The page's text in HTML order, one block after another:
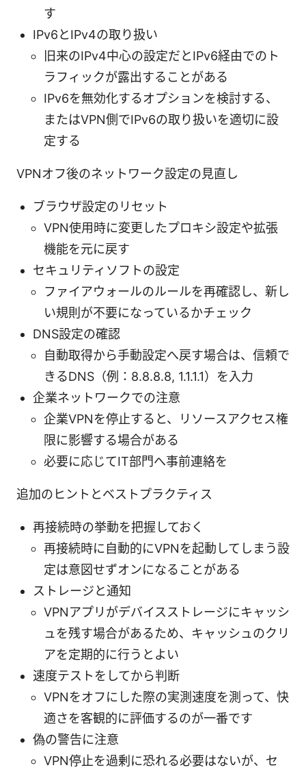
す
IPv6とIPv4の取り扱い
旧来のIPv4中心の設定だとIPv6経由でのト
ラフィックが露出することがある
IPv6を無効化するオプションを検討する、
またはVPN側でIPv6の取り扱いを適切に設
定する
VPNオフ後のネットワーク設定の見直し
ブラウザ設定のリセット
VPN使用時に変更したプロキシ設定や拡張
機能を元に戻す
セキュリティソフトの設定
ファイアウォールのルールを再確認し、新し
い規則が不要になっているかチェック
DNS設定の確認
自動取得から手動設定へ戻す場合は、信頼で
きるDNS（例：8.8.8.8, 1.1.1.1）を入力
企業ネットワークでの注意
企業VPNを停止すると、リソースアクセス権
限に影響する場合がある
必要に応じてIT部門へ事前連絡を
追加のヒントとベストプラクティス
再接続時の挙動を把握しておく
再接続時に自動的にVPNを起動してしまう設
定は意図せずオンになることがある
ストレージと通知
VPNアプリがデバイスストレージにキャッシ
ュを残す場合があるため、キャッシュのクリ
アを定期的に行うとよい
速度テストをしてから判断
VPNをオフにした際の実測速度を測って、快
適さを客観的に評価するのが一番です
偽の警告に注意
VPN停止を過剰に恐れる必要はないが、セ